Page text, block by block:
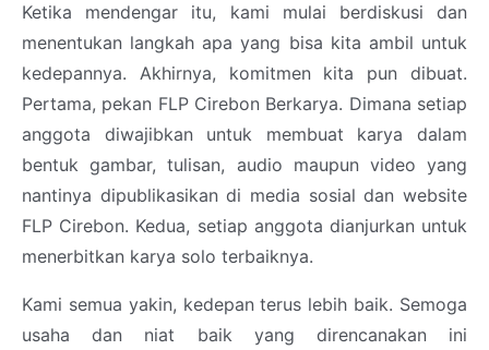
Ketika mendengar itu, kami mulai berdiskusi dan
menentukan langkah apa yang bisa kita ambil untuk
kedepannya. Akhirnya, komitmen kita pun dibuat.
Pertama, pekan FLP Cirebon Berkarya. Dimana setiap
anggota diwajibkan untuk membuat karya dalam
bentuk gambar, tulisan, audio maupun video yang
nantinya dipublikasikan di media sosial dan website
FLP Cirebon. Kedua, setiap anggota dianjurkan untuk
menerbitkan karya solo terbaiknya.
Kami semua yakin, kedepan terus lebih baik. Semoga
usaha dan niat baik yang direncanakan ini